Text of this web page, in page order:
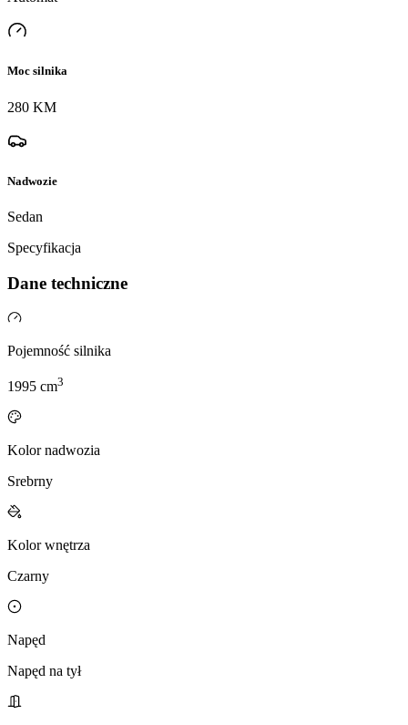
Moc silnika
280 KM
Nadwozie
Sedan
Specyfikacja
Dane techniczne
Pojemność silnika
1995 cm3
Kolor nadwozia
Srebrny
Kolor wnętrza
Czarny
Napęd
Napęd na tył